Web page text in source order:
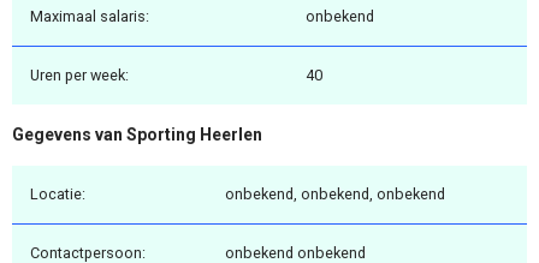
Maximaal salaris: onbekend
Uren per week: 40
Gegevens van Sporting Heerlen
Locatie: onbekend, onbekend, onbekend
Contactpersoon: onbekend onbekend